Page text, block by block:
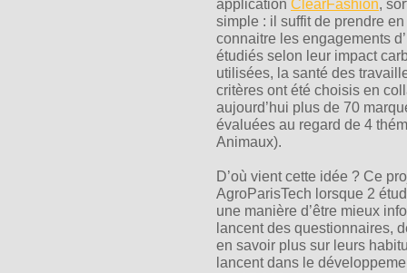
application ClearFashion,
simple : il suffit de prendre
connaitre les engagements
étudiés selon leur impact
utilisées, la santé des
critères ont été choisis en
aujourd’hui plus de 70
évaluées au regard de 4
Animaux).
D’où vient cette idée ? Ce
AgroParisTech lorsque 2
une manière d’être mieux
lancent des questionnaires,
en savoir plus sur leurs
lancent dans le